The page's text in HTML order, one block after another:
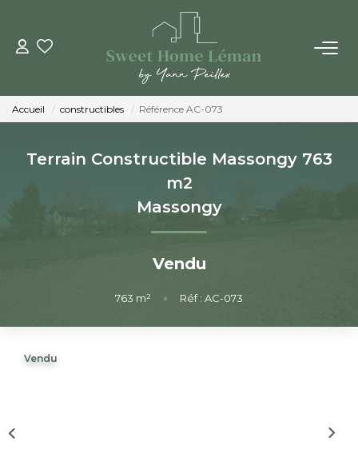
ACHETER
PROGRAMMES NEUFS
ESTIMER EN LIGNE
LES AGENCES
Accueil constructibles Référence AC-073
Terrain Constructible Massongy 763
m2
Massongy
Vendu
763 m² • Réf : AC-073
Vendu